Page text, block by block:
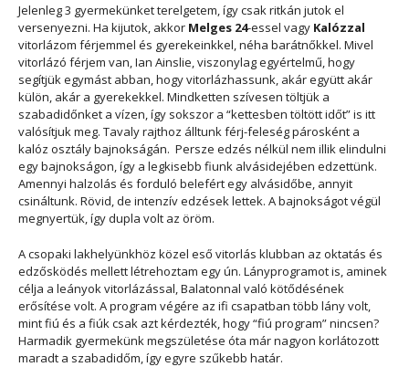
Jelenleg 3 gyermekünket terelgetem, így csak ritkán jutok el
versenyezni. Ha kijutok, akkor Melges 24-essel vagy Kalózzal
vitorlázom férjemmel és gyerekeinkkel, néha barátnőkkel. Mivel
vitorlázó férjem van, Ian Ainslie, viszonylag egyértelmű, hogy
segítjük egymást abban, hogy vitorlázhassunk, akár együtt akár
külön, akár a gyerekekkel. Mindketten szívesen töltjük a
szabadidőnket a vízen, így sokszor a “kettesben töltött időt” is itt
valósítjuk meg. Tavaly rajthoz álltunk férj-feleség párosként a
kalóz osztály bajnokságán. Persze edzés nélkül nem illik elindulni
egy bajnokságon, így a legkisebb fiunk alvásidejében edzettünk.
Amennyi halzolás és forduló belefért egy alvásidőbe, annyit
csináltunk. Rövid, de intenzív edzések lettek. A bajnokságot végül
megnyertük, így dupla volt az öröm.
A csopaki lakhelyünkhöz közel eső vitorlás klubban az oktatás és
edzősködés mellett létrehoztam egy ún. Lányprogramot is, aminek
célja a leányok vitorlázással, Balatonnal való kötődésének
erősítése volt. A program végére az ifi csapatban több lány volt,
mint fiú és a fiúk csak azt kérdezték, hogy “fiú program” nincsen?
Harmadik gyermekünk megszületése óta már nagyon korlátozott
maradt a szabadidőm, így egyre szűkebb határ.